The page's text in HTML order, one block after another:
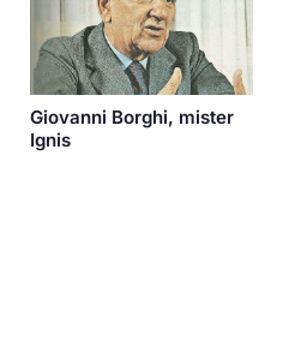
Giovanni Borghi, mister
Ignis